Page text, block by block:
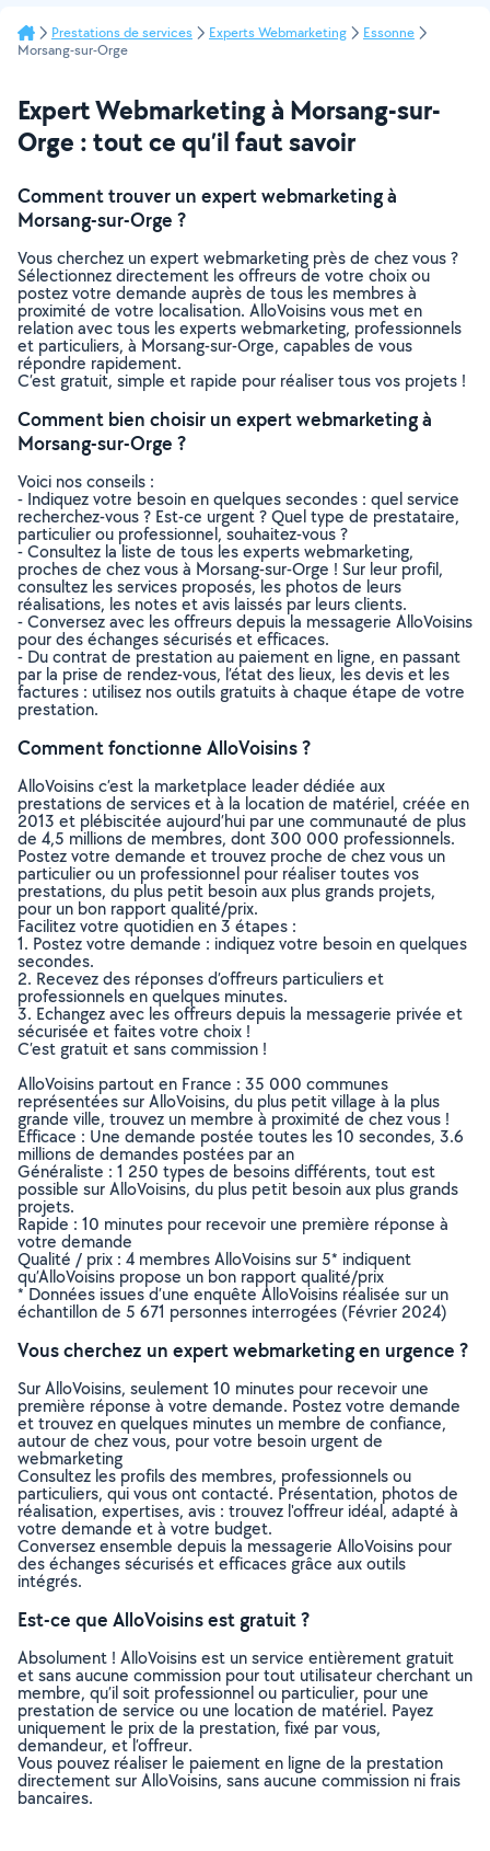
Prestations de services Experts Webmarketing
Essonne
Morsang-sur-Orge
Expert Webmarketing à Morsang-sur-
Orge : tout ce qu’il faut savoir
Comment trouver un expert webmarketing à
Morsang-sur-Orge ?
Vous cherchez un expert webmarketing près de chez vous ?
Sélectionnez directement les offreurs de votre choix ou
postez votre demande auprès de tous les membres à
proximité de votre localisation. AlloVoisins vous met en
relation avec tous les experts webmarketing, professionnels
et particuliers, à Morsang-sur-Orge, capables de vous
répondre rapidement.
C’est gratuit, simple et rapide pour réaliser tous vos projets !
Comment bien choisir un expert webmarketing à
Morsang-sur-Orge ?
Voici nos conseils :
- Indiquez votre besoin en quelques secondes : quel service
recherchez-vous ? Est-ce urgent ? Quel type de prestataire,
particulier ou professionnel, souhaitez-vous ?
- Consultez la liste de tous les experts webmarketing,
proches de chez vous à Morsang-sur-Orge ! Sur leur profil,
consultez les services proposés, les photos de leurs
réalisations, les notes et avis laissés par leurs clients.
- Conversez avec les offreurs depuis la messagerie AlloVoisins
pour des échanges sécurisés et efficaces.
- Du contrat de prestation au paiement en ligne, en passant
par la prise de rendez-vous, l’état des lieux, les devis et les
factures : utilisez nos outils gratuits à chaque étape de votre
prestation.
Comment fonctionne AlloVoisins ?
AlloVoisins c’est la marketplace leader dédiée aux
prestations de services et à la location de matériel, créée en
2013 et plébiscitée aujourd’hui par une communauté de plus
de 4,5 millions de membres, dont 300 000 professionnels.
Postez votre demande et trouvez proche de chez vous un
particulier ou un professionnel pour réaliser toutes vos
prestations, du plus petit besoin aux plus grands projets,
pour un bon rapport qualité/prix.
Facilitez votre quotidien en 3 étapes :
1. Postez votre demande : indiquez votre besoin en quelques
secondes.
2. Recevez des réponses d’offreurs particuliers et
professionnels en quelques minutes.
3. Echangez avec les offreurs depuis la messagerie privée et
sécurisée et faites votre choix !
C’est gratuit et sans commission !
AlloVoisins partout en France : 35 000 communes
représentées sur AlloVoisins, du plus petit village à la plus
grande ville, trouvez un membre à proximité de chez vous !
Efficace : Une demande postée toutes les 10 secondes, 3.6
millions de demandes postées par an
Généraliste : 1 250 types de besoins différents, tout est
possible sur AlloVoisins, du plus petit besoin aux plus grands
projets.
Rapide : 10 minutes pour recevoir une première réponse à
votre demande
Qualité / prix : 4 membres AlloVoisins sur 5* indiquent
qu’AlloVoisins propose un bon rapport qualité/prix
* Données issues d’une enquête AlloVoisins réalisée sur un
échantillon de 5 671 personnes interrogées (Février 2024)
Vous cherchez un expert webmarketing en urgence ?
Sur AlloVoisins, seulement 10 minutes pour recevoir une
première réponse à votre demande. Postez votre demande
et trouvez en quelques minutes un membre de confiance,
autour de chez vous, pour votre besoin urgent de
webmarketing
Consultez les profils des membres, professionnels ou
particuliers, qui vous ont contacté. Présentation, photos de
réalisation, expertises, avis : trouvez l'offreur idéal, adapté à
votre demande et à votre budget.
Conversez ensemble depuis la messagerie AlloVoisins pour
des échanges sécurisés et efficaces grâce aux outils
intégrés.
Est-ce que AlloVoisins est gratuit ?
Absolument ! AlloVoisins est un service entièrement gratuit
et sans aucune commission pour tout utilisateur cherchant un
membre, qu’il soit professionnel ou particulier, pour une
prestation de service ou une location de matériel. Payez
uniquement le prix de la prestation, fixé par vous,
demandeur, et l’offreur.
Vous pouvez réaliser le paiement en ligne de la prestation
directement sur AlloVoisins, sans aucune commission ni frais
bancaires.